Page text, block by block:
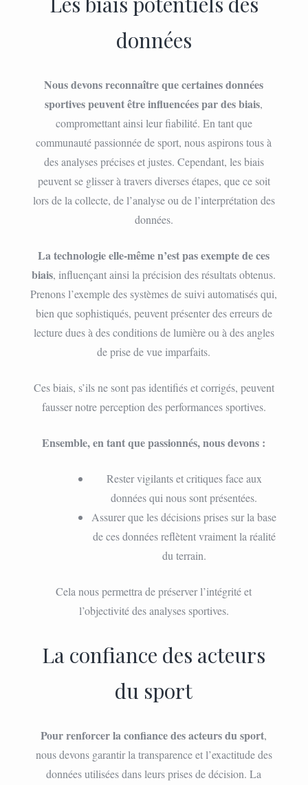
données
Nous devons reconnaître que certaines données
sportives peuvent être influencées par des biais,
compromettant ainsi leur fiabilité. En tant que
communauté passionnée de sport, nous aspirons tous à
des analyses précises et justes. Cependant, les biais
peuvent se glisser à travers diverses étapes, que ce soit
lors de la collecte, de l’analyse ou de l’interprétation des
données.
La technologie elle-même n’est pas exempte de ces
biais, influençant ainsi la précision des résultats obtenus.
Prenons l’exemple des systèmes de suivi automatisés qui,
bien que sophistiqués, peuvent présenter des erreurs de
lecture dues à des conditions de lumière ou à des angles
de prise de vue imparfaits.
Ces biais, s’ils ne sont pas identifiés et corrigés, peuvent
fausser notre perception des performances sportives.
Ensemble, en tant que passionnés, nous devons :
Rester vigilants et critiques face aux
données qui nous sont présentées.
Assurer que les décisions prises sur la base
de ces données reflètent vraiment la réalité
du terrain.
Cela nous permettra de préserver l’intégrité et
l’objectivité des analyses sportives.
La confiance des acteurs
du sport
Pour renforcer la confiance des acteurs du sport,
nous devons garantir la transparence et l’exactitude des
données utilisées dans leurs prises de décision. La